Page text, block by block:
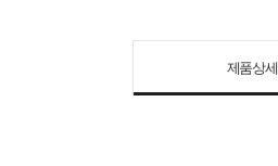
제품상세